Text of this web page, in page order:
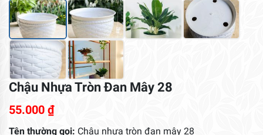
Chậu Nhựa Tròn Đan Mây 28
55.000 ₫
Tên thường gọi: Chậu nhựa tròn đan mây 28